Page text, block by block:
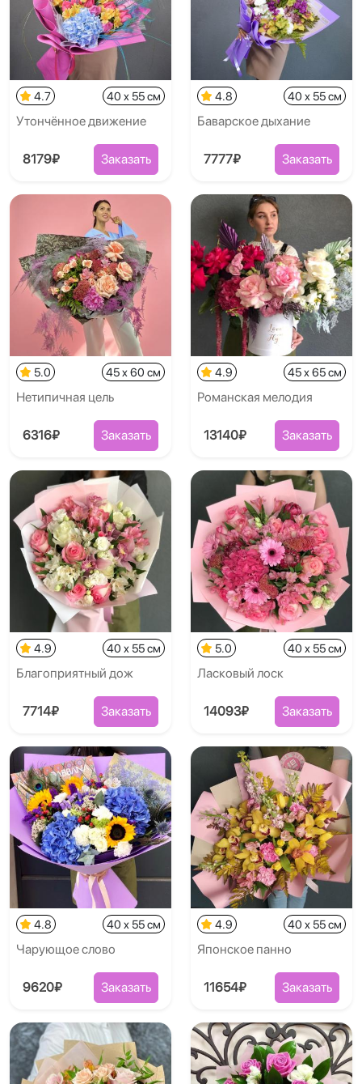
4.7 40 x 55 см
Утончённое движение
8179₽ Заказать
4.8 40 x 55 см
Баварское дыхание
7777₽ Заказать
5.0 45 x 60 см
Нетипичная цель
6316₽ Заказать
4.9 45 x 65 см
Романская мелодия
13140₽ Заказать
4.9 40 x 55 см
Благоприятный дож
7714₽ Заказать
5.0 40 x 55 см
Ласковый лоск
14093₽ Заказать
4.8 40 x 55 см
Чарующое слово
9620₽ Заказать
4.9 40 x 55 см
Японское панно
11654₽ Заказать